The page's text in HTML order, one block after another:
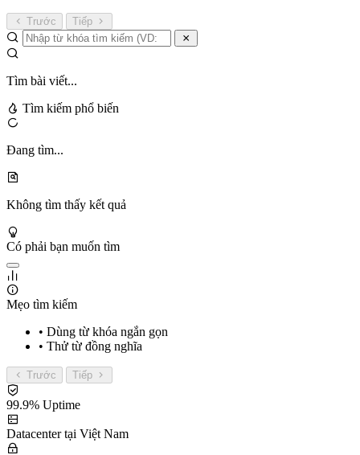
Trước Tiếp
Tìm bài viết...
Tìm kiếm phổ biến
Đang tìm...
Không tìm thấy kết quả
Có phải bạn muốn tìm
Mẹo tìm kiếm
• Dùng từ khóa ngắn gọn
• Thử từ đồng nghĩa
Trước Tiếp
99.9% Uptime
Datacenter tại Việt Nam